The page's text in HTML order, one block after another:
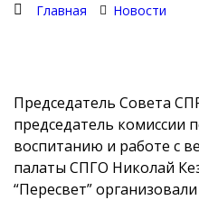
Главная Новости
Председатель Совета
председатель комиссии
воспитанию и работе с
палаты СПГО Николай
“Пересвет”